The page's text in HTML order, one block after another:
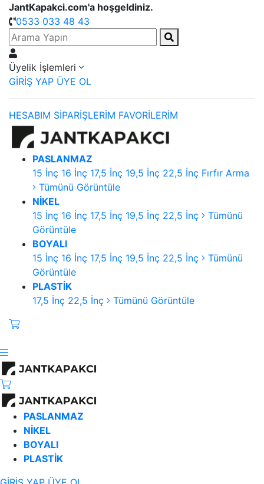
JantKapakci.com'a hoşgeldiniz.
0533 033 48 43
Üyelik İşlemleri
GİRİŞ YAP ÜYE OL
HESABIM SİPARİŞLERİM FAVORİLERİM
PASLANMAZ
15 İnç 16 İnç 17,5 İnç 19,5 İnç 22,5 İnç Fırfır Arma
Tümünü Görüntüle
NİKEL
15 İnç 16 İnç 17,5 İnç 19,5 İnç 22,5 İnç
Tümünü
Görüntüle
BOYALI
15 İnç 16 İnç 17,5 İnç 19,5 İnç 22,5 İnç
Tümünü
Görüntüle
PLASTİK
17,5 İnç 22,5 İnç Tümünü Görüntüle
PASLANMAZ
NİKEL
BOYALI
PLASTİK